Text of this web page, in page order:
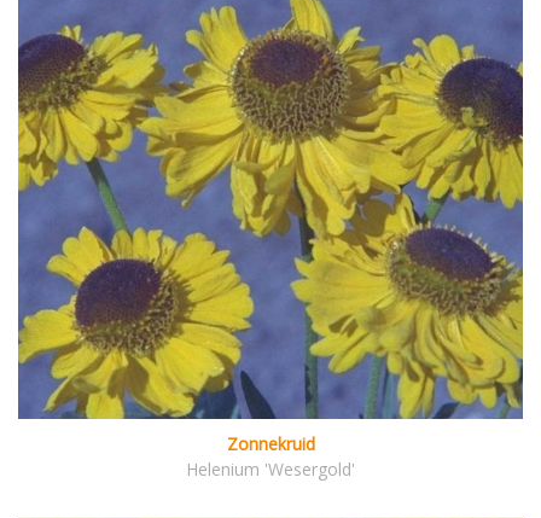
Zonnekruid
Helenium 'Wesergold'